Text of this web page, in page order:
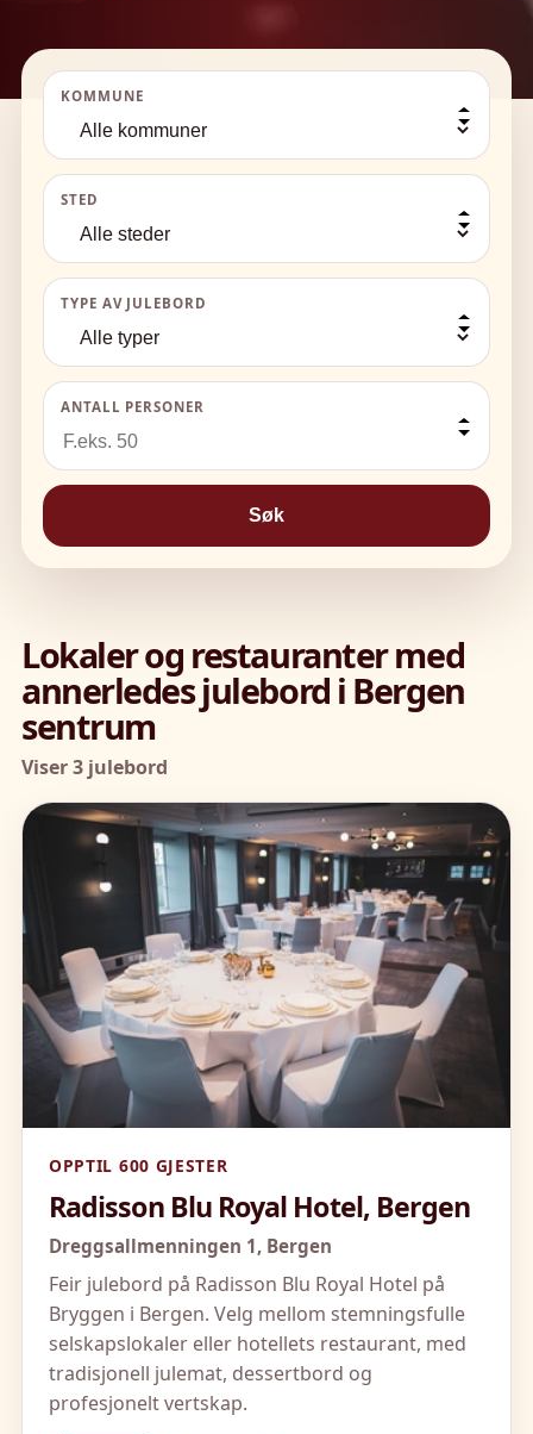
KOMMUNE
STED
TYPE AV JULEBORD
ANTALL PERSONER
Søk
Lokaler og restauranter med
annerledes julebord i Bergen
sentrum
Viser 3 julebord
OPPTIL 600 GJESTER
Radisson Blu Royal Hotel, Bergen
Dreggsallmenningen 1, Bergen
Feir julebord på Radisson Blu Royal Hotel på
Bryggen i Bergen. Velg mellom stemningsfulle
selskapslokaler eller hotellets restaurant, med
tradisjonell julemat, dessertbord og
profesjonelt vertskap.